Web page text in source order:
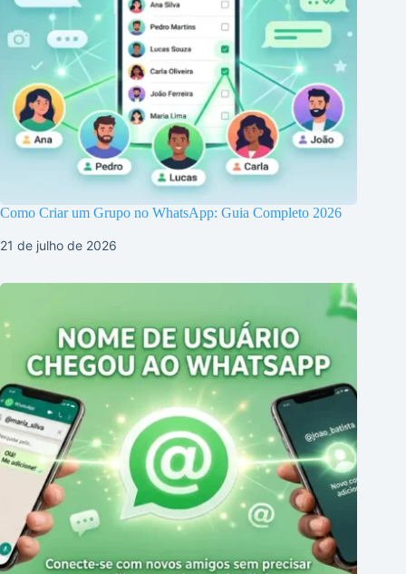
Como Criar um Grupo no WhatsApp: Guia Completo 2026
21 de julho de 2026